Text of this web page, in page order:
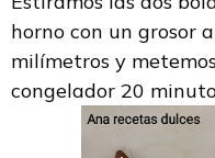
horno con un grosor
milímetros y
congelador 20